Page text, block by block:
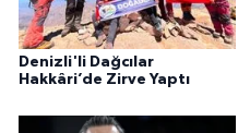
Denizli'li Dağcılar
Hakkâri’de Zirve Yaptı